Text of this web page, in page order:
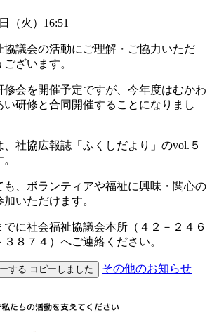
（火）16:51
協議会の活動にご理解・ご協力いただ
ざいます。
会を開催予定ですが、今年度はむかわ
研修と合同開催することになりまし
社協広報誌「ふくしだより」のvol.５
も、ボランティアや福祉に興味・関心の
いただけます。
に社会福祉協議会本所（４２－２４６
８７４）へご連絡ください。
する コピーしました その他のお知らせ